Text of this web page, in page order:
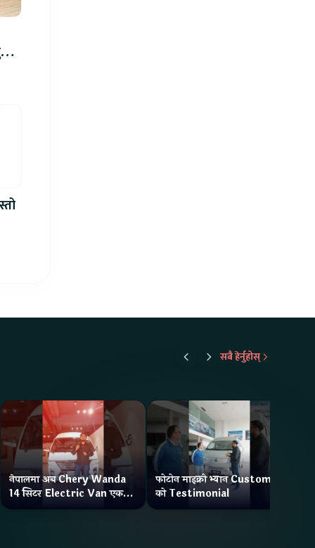
सबै हेर्नुहोस्
नेपालमा अब Chery Wanda
14 सिटर Electric Van एक
Charge मा दिन्छ 300KM
फोटोन माइक्रो भ्यान Customer
को Testimonial